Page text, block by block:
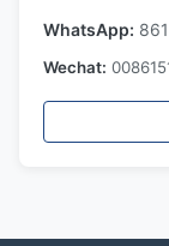
WhatsApp:
Wechat: